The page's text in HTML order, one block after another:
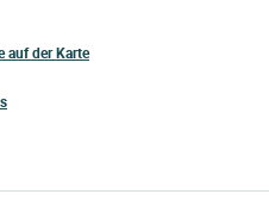
auf der Karte